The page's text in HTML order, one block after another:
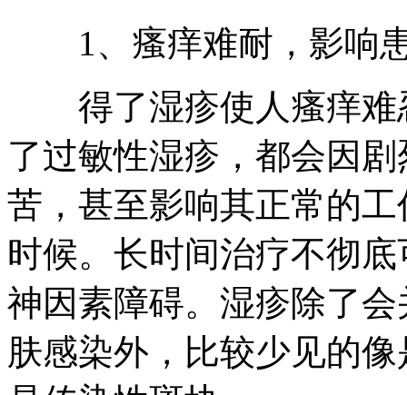
1、瘙痒难耐，影响
得了湿疹使人瘙痒难
了过敏性湿疹，都会因
苦，甚至影响其正常的
时候。长时间治疗不彻
神因素障碍。湿疹除了
肤感染外，比较少见的